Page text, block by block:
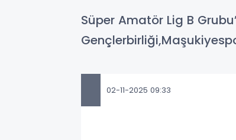
Süper Amatör Lig B
02-11-2025 09:33